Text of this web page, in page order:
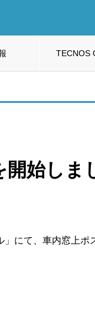
TECNOS
開始しま
にて、車内窓上ポ